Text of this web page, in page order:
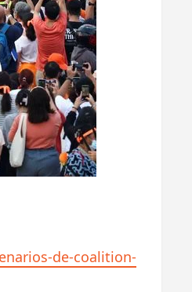
de-coalition-